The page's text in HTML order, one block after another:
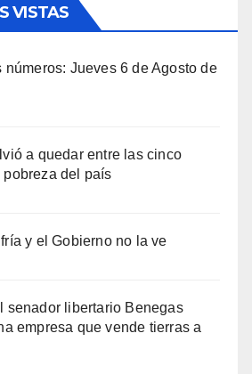
VISTAS
Jueves 6 de Agosto de
a quedar entre las cinco
del país
y el Gobierno no la ve
senador libertario Benegas
empresa que vende tierras a